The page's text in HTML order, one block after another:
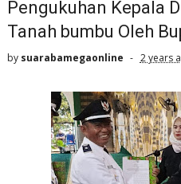
Pengukuhan Kepala
Tanah bumbu Oleh
by suarabamegaonline 2 years